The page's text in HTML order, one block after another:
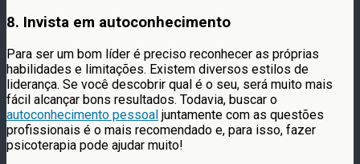
8. Invista em autoconhecimento
Para ser um bom líder é preciso reconhecer as próprias
habilidades e limitações. Existem diversos estilos de
liderança. Se você descobrir qual é o seu, será muito mais
fácil alcançar bons resultados. Todavia, buscar o
autoconhecimento pessoal juntamente com as questões
profissionais é o mais recomendado e, para isso, fazer
psicoterapia pode ajudar muito!